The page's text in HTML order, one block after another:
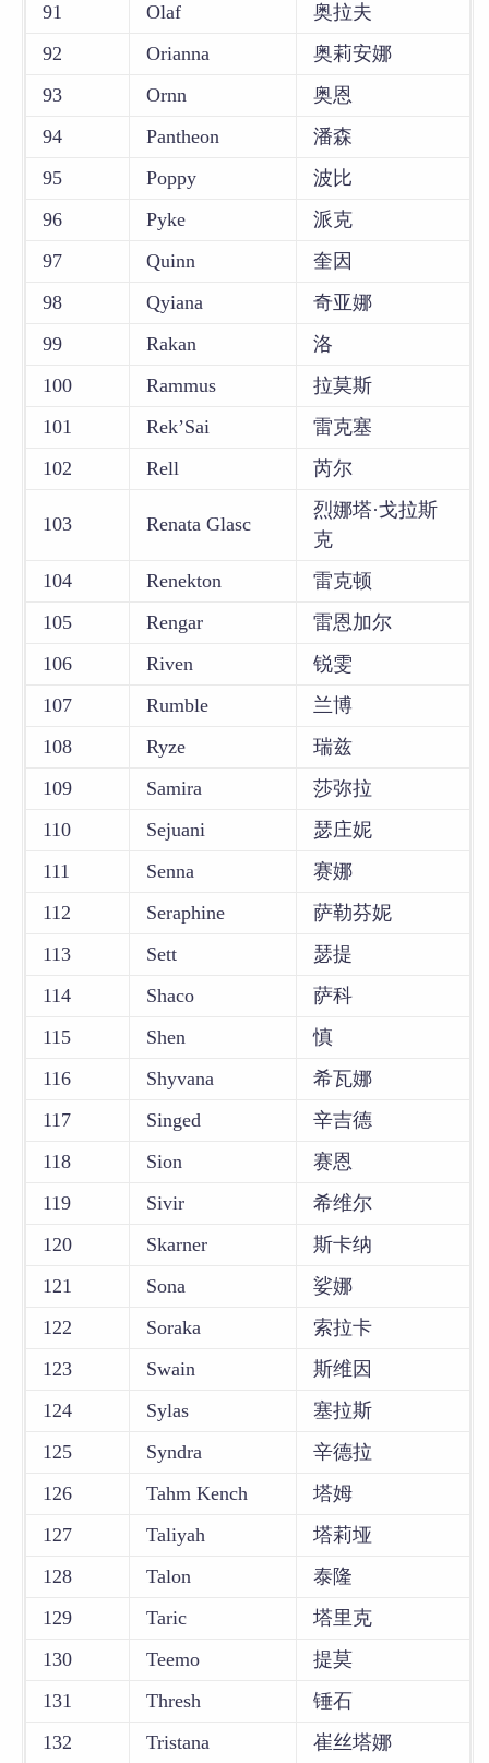
91 Olaf
奥拉夫
92
Orianna
奥莉安娜
93
Ornn
奥恩
94
Pantheon
潘森
95
Poppy
波比
96
Pyke
派克
97
Quinn
奎因
98
Qyiana
奇亚娜
99
Rakan
洛
100
Rammus
拉莫斯
101
Rek’Sai
雷克塞
102
Rell 芮尔
103 Renata Glasc
烈娜塔·戈拉斯
克
104
Renekton
雷克顿
105
Rengar
雷恩加尔
106
Riven
锐雯
107
Rumble
兰博
108
Ryze
瑞兹
109
Samira
莎弥拉
110
Sejuani
瑟庄妮
111
Senna
赛娜
112
Seraphine
萨勒芬妮
113
Sett
瑟提
114
Shaco
萨科
115
Shen
慎
116
Shyvana
希瓦娜
117
Singed
辛吉德
118
Sion
赛恩
119
Sivir
希维尔
120
Skarner
斯卡纳
121
Sona
娑娜
122
Soraka
索拉卡
123
Swain
斯维因
124
Sylas
塞拉斯
125
Syndra
辛德拉
126
Tahm Kench
塔姆
127
Taliyah
塔莉垭
128
Talon
泰隆
129
Taric
塔里克
130
Teemo
提莫
131
Thresh
锤石
132
Tristana 崔丝塔娜